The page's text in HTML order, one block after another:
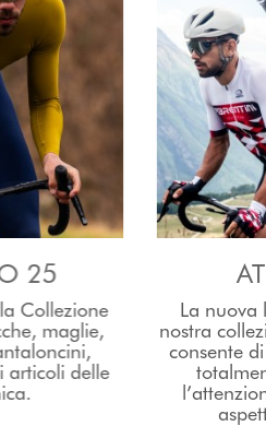
25
Collezione
maglie,
articoli delle
La nuova
nostra
consente